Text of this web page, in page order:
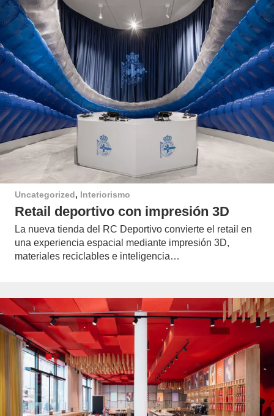
Uncategorized, Interiorismo
Retail deportivo con impresión 3D
La nueva tienda del RC Deportivo convierte el retail en
una experiencia espacial mediante impresión 3D,
materiales reciclables e inteligencia…